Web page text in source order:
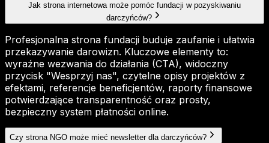
Jak strona internetowa może pomóc fundacji w pozyskiwaniu
darczyńców?
Profesjonalna strona fundacji buduje zaufanie i ułatwia
przekazywanie darowizn. Kluczowe elementy to:
wyraźne wezwania do działania (CTA), widoczny
przycisk "Wesprzyj nas", czytelne opisy projektów z
efektami, referencje beneficjentów, raporty finansowe
potwierdzające transparentność oraz prosty,
bezpieczny system płatności online.
Czy strona NGO może mieć newsletter dla darczyńców?